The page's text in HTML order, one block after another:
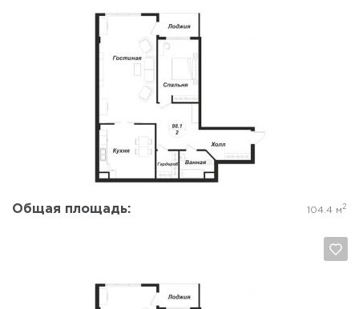
Общая площадь: 104.4 м 2
Да, удалить Отмена